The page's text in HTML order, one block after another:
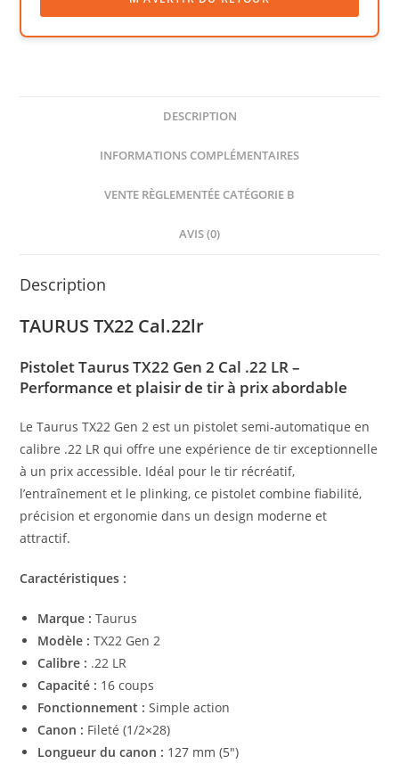
DESCRIPTION
INFORMATIONS COMPLÉMENTAIRES
VENTE RÈGLEMENTÉE CATÉGORIE B
AVIS (0)
Description
TAURUS TX22 Cal.22lr
Pistolet Taurus TX22 Gen 2 Cal .22 LR –
Performance et plaisir de tir à prix abordable
Le Taurus TX22 Gen 2 est un pistolet semi-automatique en
calibre .22 LR qui offre une expérience de tir exceptionnelle
à un prix accessible. Idéal pour le tir récréatif,
l’entraînement et le plinking, ce pistolet combine fiabilité,
précision et ergonomie dans un design moderne et
attractif.
Caractéristiques :
Marque : Taurus
Modèle : TX22 Gen 2
Calibre : .22 LR
Capacité : 16 coups
Fonctionnement : Simple action
Canon : Fileté (1/2×28)
Longueur du canon : 127 mm (5″)